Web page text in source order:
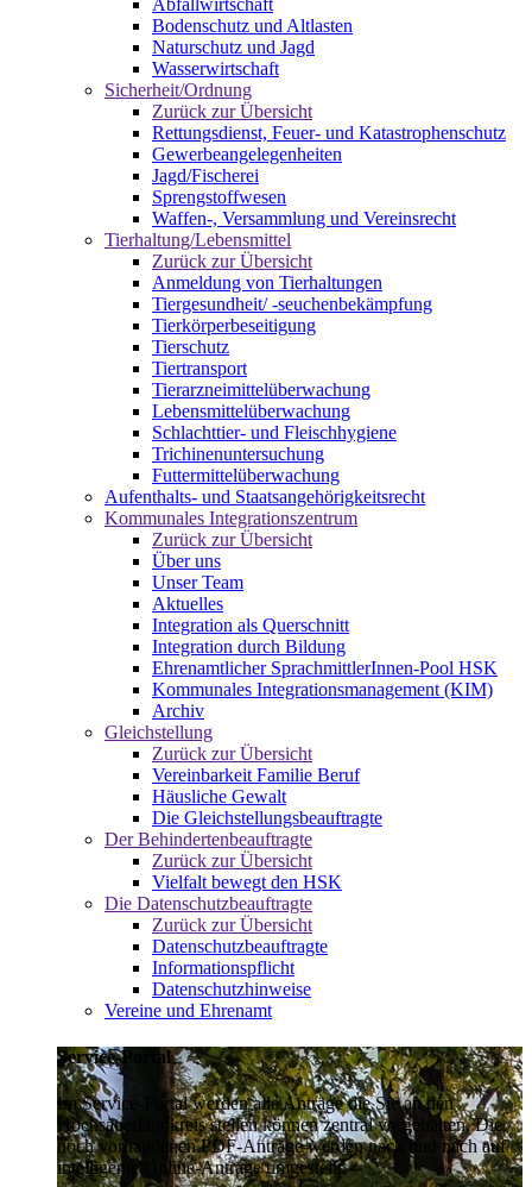
Bodenschutz und Altlasten
Naturschutz und Jagd
Wasserwirtschaft
Sicherheit/Ordnung
Zurück zur Übersicht
Rettungsdienst, Feuer- und Katastrophenschutz
Gewerbeangelegenheiten
Jagd/Fischerei
Sprengstoffwesen
Waffen-, Versammlung und Vereinsrecht
Tierhaltung/Lebensmittel
Zurück zur Übersicht
Anmeldung von Tierhaltungen
Tiergesundheit/ -seuchenbekämpfung
Tierkörperbeseitigung
Tierschutz
Tiertransport
Tierarzneimittelüberwachung
Lebensmittelüberwachung
Schlachttier- und Fleischhygiene
Trichinenuntersuchung
Futtermittelüberwachung
Aufenthalts- und Staatsangehörigkeitsrecht
Kommunales Integrationszentrum
Zurück zur Übersicht
Über uns
Unser Team
Aktuelles
Integration als Querschnitt
Integration durch Bildung
Ehrenamtlicher SprachmittlerInnen-Pool HSK
Kommunales Integrationsmanagement (KIM)
Archiv
Gleichstellung
Zurück zur Übersicht
Vereinbarkeit Familie Beruf
Häusliche Gewalt
Die Gleichstellungsbeauftragte
Der Behindertenbeauftragte
Zurück zur Übersicht
Vielfalt bewegt den HSK
Die Datenschutzbeauftragte
Zurück zur Übersicht
Datenschutzbeauftragte
Informationspflicht
Datenschutzhinweise
Vereine und Ehrenamt
Service-Portal
Im Service-Portal werden alle Anträge die Sie an den
Hochsauerlandkreis stellen können zentral vorgehalten. Die
noch vorhandenen PDF-Anträge werden nach und nach auf
intelligente Online-Anträge umgestellt.